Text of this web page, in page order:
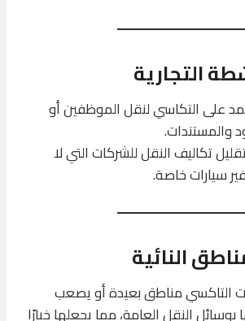
التجارية
على التكاسي لنقل الموظفين أو
والمستندات.
تكاليف النقل للشركات التي لا
سيارات خاصة.
النائية
التاكسي مناطق بعيدة أو يصعب
بوسائل النقل العامة، مما يجعلها خيارًا